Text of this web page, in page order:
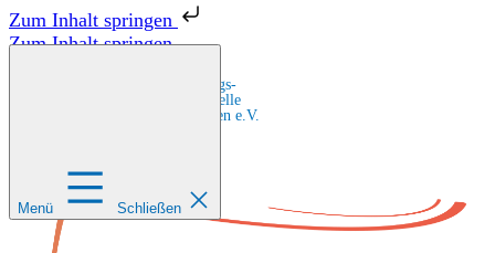
Zum Inhalt springen
Zum Inhalt springen
Zentrale Bildungs-
und Beratungsstelle
für Migrant:innen e.V.
Menü Schließen